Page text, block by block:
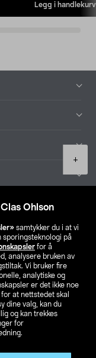
Ohlson
samtykker du i at vi
sporingsteknologi på
for å
analysere bruken av
Vi bruker fire
analytiske og
er det ikke noe
at nettstedet skal
dine valg, kan du
og kan trekkes
for
+
Legg i handlekurv